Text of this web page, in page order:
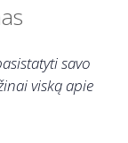
savo
viską apie